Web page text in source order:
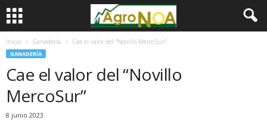
Inicio Ganadería Cae el valor del “Novillo MercoSur”
GANADERÍA
Cae el valor del “Novillo
MercoSur”
8 junio 2023